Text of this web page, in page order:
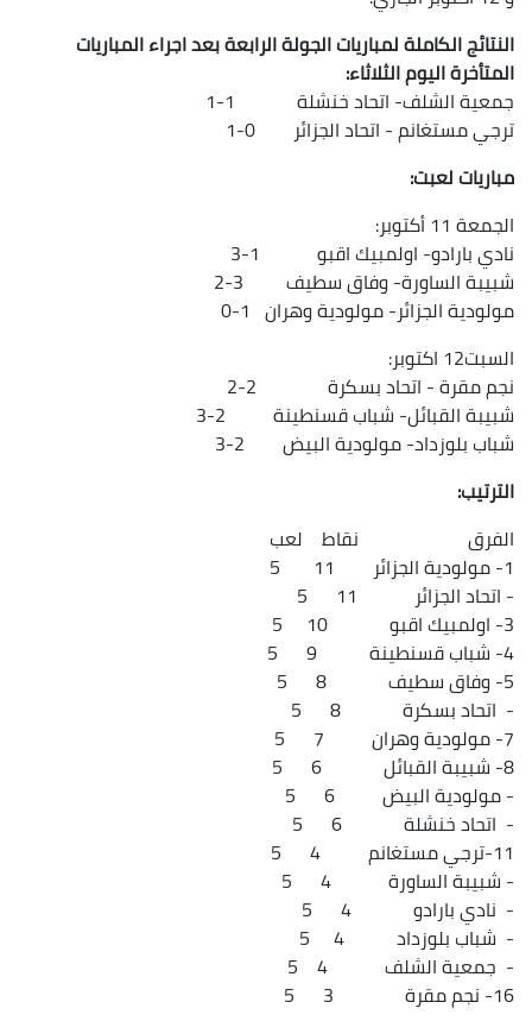
النتائج الكاملة لمباريات الجولة الرابعة بعد اجراء المباريات
المتأخرة اليوم الثلاثاء:
جمعية الشلف- اتحاد خنشلة 1-1
ترجي مستغانم - اتحاد الجزائر 0-1
مباريات لعبت:
الجمعة 11 أكتوبر:
نادي بارادو- اولمبيك اقبو 1-3
شبيبة الساورة- وفاق سطيف 3-2
مولودية الجزائر- مولودية وهران 1-0
السبت12 اكتوبر:
نجم مقرة - اتحاد بسكرة 2-2
شبيبة القبائل- شباب قسنطينة 2-3
شباب بلوزداد- مولودية البيض 2-3
الترتيب:
الفرق نقاط لعب
- اتحاد الجزائر 11 5
- اتحاد بسكرة 8 5
- مولودية البيض 6 5
- اتحاد خنشلة 6 5
11-ترجي مستغانم 4 5
- شبيبة الساورة 4 5
- نادي بارادو 4 5
- شباب بلوزداد 4 5
- جمعية الشلف 4 5
16- نجم مقرة 3 5